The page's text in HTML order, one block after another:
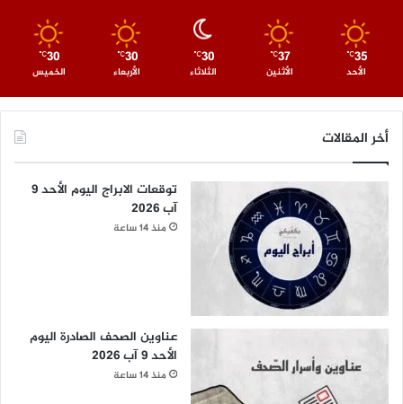
35
℃
الأحد
37
℃
الأثنين
30
℃
الثلاثاء
30
℃
الأربعاء
30
℃
الخميس
أخر المقالات
توقعات الابراج اليوم الأحد 9
آب 2026
منذ 14 ساعة
عناوين الصحف الصادرة اليوم
الأحد 9 آب 2026
منذ 14 ساعة